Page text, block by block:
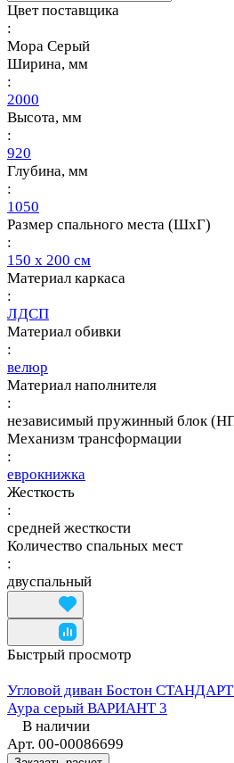
Цвет поставщика
:
Мора Серый
Ширина, мм
:
2000
Высота, мм
:
920
Глубина, мм
:
1050
Размер спального места (ШхГ)
:
150 х 200 см
Материал каркаса
:
ЛДСП
Материал обивки
:
велюр
Материал наполнителя
:
независимый пружинный блок
Механизм трансформации
:
еврокнижка
Жесткость
:
средней жесткости
Количество спальных мест
:
двуспальный
Быстрый просмотр
Угловой диван Бостон
Аура серый ВАРИАНТ 3
В наличии
Арт. 00-00086699